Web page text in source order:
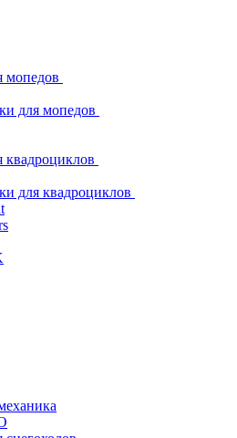
мопедов
для мопедов
квадроциклов
для квадроциклов